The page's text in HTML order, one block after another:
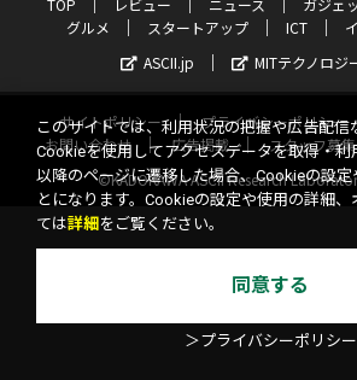
グルメ
スタートアップ ICT
ASCII.jp
MITテクノロジ
サイトポリシー プライバシーポリシー
お問い合わせ
広告掲載 スタッフ募集
©KADOKAWA ASCII Research
このサイトでは、利用状況の把握や広告配信
Cookieを使用してアクセスデータを取得・利
以降のページに遷移した場合、Cookieの設定
とになります。Cookieの設定や使用の詳細
ては詳細 をご覧ください。
同意する
＞プライバシーポリシー